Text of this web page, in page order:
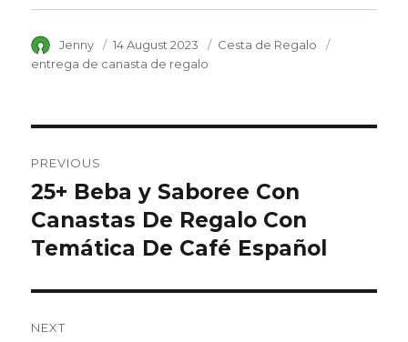
Author
Jenny
Posted
on
14 August 2023 Category
Cesta de Regalo
entrega de canasta de regalo
navigation
PREVIOUS
Previous
post:
25+ Beba y Saboree Con
Canastas De Regalo Con
Temática De Café Español
NEXT